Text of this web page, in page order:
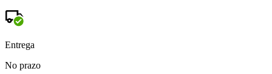
Entrega
No prazo